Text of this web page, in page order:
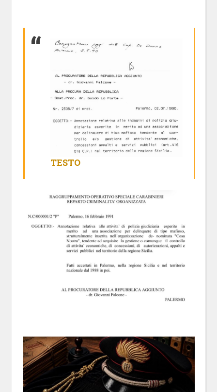
TESTO